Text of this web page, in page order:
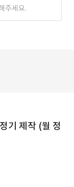
주세요.
기 제작 (월 정